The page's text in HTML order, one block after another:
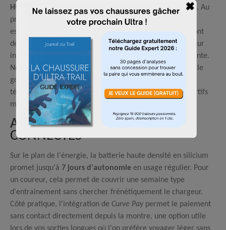
HUAWEI WATCH FIT 5 Prointègre un mode « Trail Run ». Au
programme : navigation segmentée, suivi des D+ et
estimation de votre heure d'arrivée (ETA). Si ces outils sont
désormais standards sur les montres typées ultra-trail, leur
intégration dans un format plus « lifestyle » est intéressante.
Notez également la présence de cartes vectorielles pour le
golf, une donnée anecdotique pour le traileur mais qui
témoigne de la volonté de Huawei de s'adresser aux sportifs
multi-activités.
AUTONOMIE ET OUTILS
CONNECTÉS
Sur le plan de l'énergie, la batterie haute densité en silicium
promet jusqu'à 7 jours d'autonomie en usage régulier. Pour
un coureur, cela permet de couvrir une semaine type
d'entraînement sans chercher frénétiquement le chargeur.
Côté pratique, l'intégration de Curve Pay permet le paiement
sans contact directement depuis la montre, une option utile
lors de vos sorties longues où l'on préfère voyager léger sans